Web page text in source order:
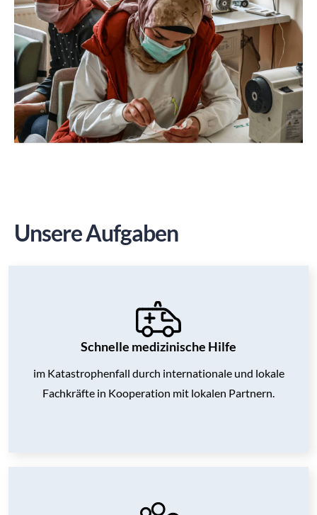
Unsere Aufgaben
Schnelle medizinische Hilfe
im Katastrophenfall durch internationale und lokale
Fachkräfte in Kooperation mit lokalen Partnern.